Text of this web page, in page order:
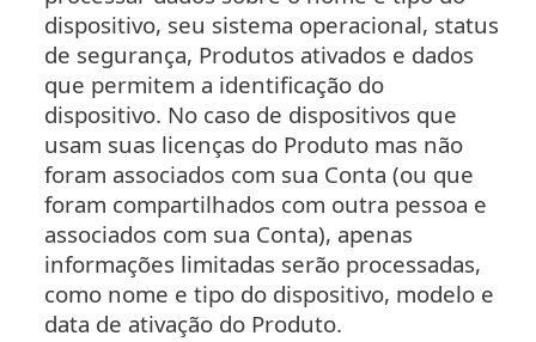
dispositivo, seu sistema operacional, status
de segurança, Produtos ativados e dados
que permitem a identificação do
dispositivo. No caso de dispositivos que
usam suas licenças do Produto mas não
foram associados com sua Conta (ou que
foram compartilhados com outra pessoa e
associados com sua Conta), apenas
informações limitadas serão processadas,
como nome e tipo do dispositivo, modelo e
data de ativação do Produto.